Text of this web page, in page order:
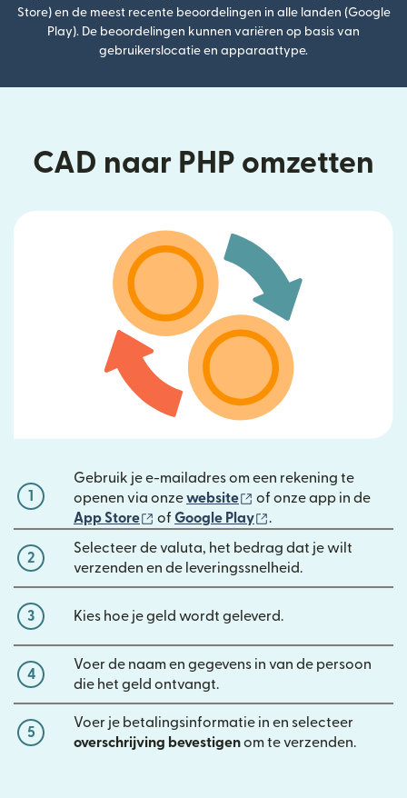
Store) en de meest recente beoordelingen in alle landen (Google
Play). De beoordelingen kunnen variëren op basis van
gebruikerslocatie en apparaattype.
CAD naar PHP omzetten
1
Gebruik je e-mailadres om een rekening te
openen via onzewebsite (wordt geopend in
of onze app in de
App Store
(wordt geopend in een nieuw venster)
of Google Play (wordt geopend in
.
2
Selecteer de valuta, het bedrag dat je wilt
verzenden en de leveringssnelheid.
3 Kies hoe je geld wordt geleverd.
4
Voer de naam en gegevens in van de persoon
die het geld ontvangt.
5
Voer je betalingsinformatie in en selecteer
overschrijving bevestigenom te verzenden.